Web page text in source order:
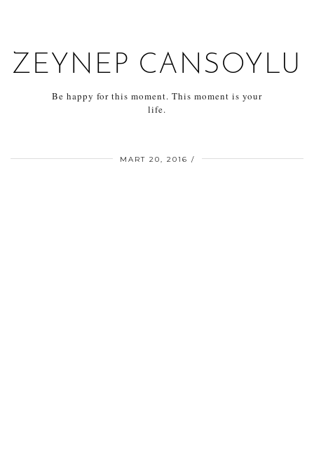
ZEYNEP CANSOYLU
Be happy for this moment. This moment is your
life.
MART 20, 2016